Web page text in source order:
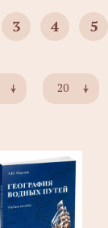
3 4 5
20